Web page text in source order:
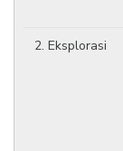
2. Eksplorasi